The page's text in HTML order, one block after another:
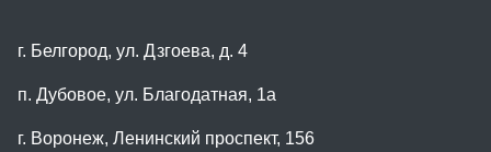
г. Белгород, ул. Дзгоева, д. 4
п. Дубовое, ул. Благодатная, 1а
г. Воронеж, Ленинский проспект, 156